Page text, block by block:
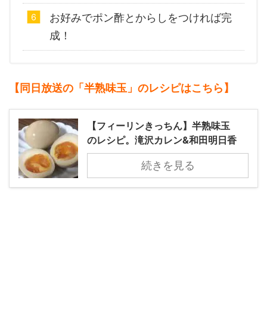
お好みでポン酢とからしをつければ完
成！
【同日放送の「半熟味玉」のレシピはこちら】
【フィーリンきっちん】半熟味玉
のレシピ。滝沢カレン&和田明日香
続きを見る